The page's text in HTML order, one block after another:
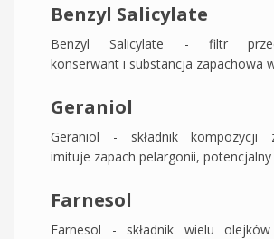
Benzyl Salicylate
Benzyl Salicylate - filtr
konserwant i substancja zapachowa
Geraniol
Geraniol - składnik kompozycji
imituje zapach pelargonii, potencjalny
Farnesol
Farnesol - składnik wielu olejków